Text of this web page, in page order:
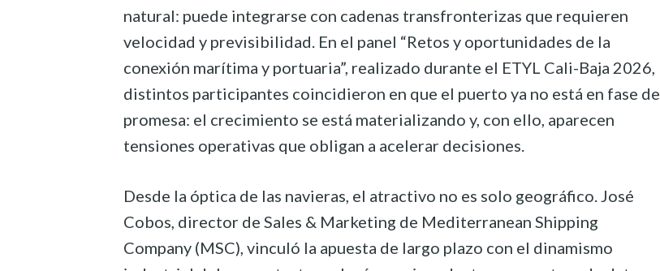
natural: puede integrarse con cadenas transfronterizas que requieren
velocidad y previsibilidad. En el panel “Retos y oportunidades de la
conexión marítima y portuaria”, realizado durante el ETYL Cali-Baja 2026,
distintos participantes coincidieron en que el puerto ya no está en fase de
promesa: el crecimiento se está materializando y, con ello, aparecen
tensiones operativas que obligan a acelerar decisiones.
Desde la óptica de las navieras, el atractivo no es solo geográfico. José
Cobos, director de Sales & Marketing de Mediterranean Shipping
Company (MSC), vinculó la apuesta de largo plazo con el dinamismo